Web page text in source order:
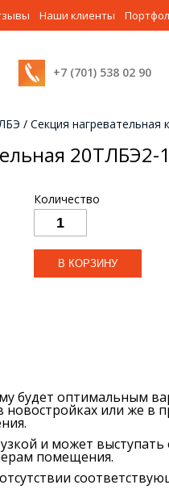
Наши клиенты
+7 (701) 538 02 90
/ Секция нагревательная
20ТЛБЭ2-
Количество
будет оптимальным
или же в
и может
помещения.